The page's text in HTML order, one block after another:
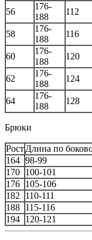
56
176-
188
112
58
176-
188
116
60
176-
188
120
62
176-
188
124
64
176-
188
128
Брюки
РостДлина по
164 98-99
170 100-101
176 105-106
182
110-111
188 115-116
194 120-121